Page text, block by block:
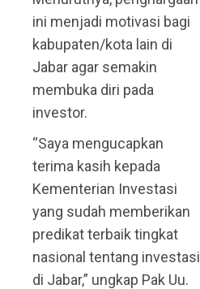
ini menjadi motivasi bagi
kabupaten/kota lain di
Jabar agar semakin
membuka diri pada
investor.
“Saya mengucapkan
terima kasih kepada
Kementerian Investasi
yang sudah memberikan
predikat terbaik tingkat
nasional tentang investasi
di Jabar,” ungkap Pak Uu.